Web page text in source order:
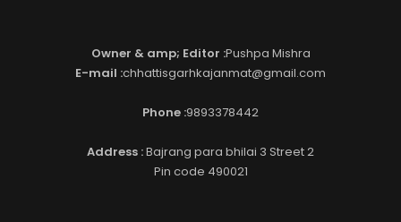
Owner & amp; Editor :Pushpa Mishra
E-mail :chhattisgarhkajanmat@gmail.com
Phone :9893378442
Address :Bajrang para bhilai 3 Street 2
Pin code 490021